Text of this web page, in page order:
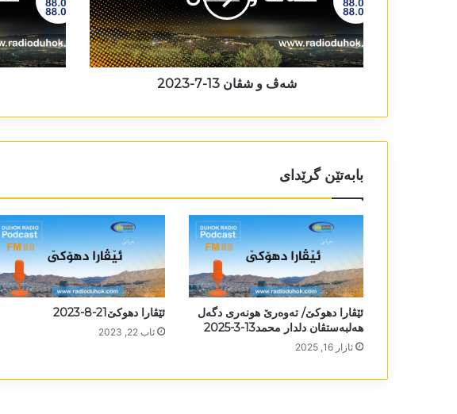
شەڤ و شڤان 13-7-2023
بابەتێن گرێدای
ئێڤارا دھوکێ/ تەوەرێ ھونەری دگەل
ھەلبەستڤان دلدار محمد13-3-2025
ئازار 16, 2025
ئێڤارا دھوکێ21-8-2023
ئاب 22, 2023